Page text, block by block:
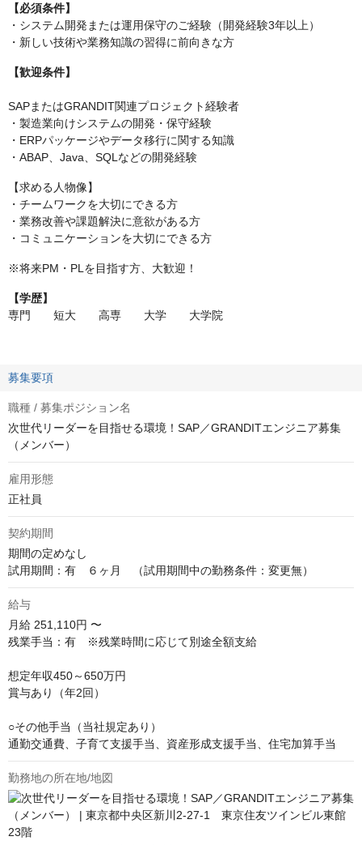
【必須条件】
・システム開発または運用保守のご経験（開発経験3年以上）
・新しい技術や業務知識の習得に前向きな方
【歓迎条件】
SAPまたはGRANDIT関連プロジェクト経験者
・製造業向けシステムの開発・保守経験
・ERPパッケージやデータ移行に関する知識
・ABAP、Java、SQLなどの開発経験
【求める人物像】
・チームワークを大切にできる方
・業務改善や課題解決に意欲がある方
・コミュニケーションを大切にできる方
※将来PM・PLを目指す方、大歓迎！
【学歴】
専門 短大 高専 大学 大学院
募集要項
職種 / 募集ポジション名
次世代リーダーを目指せる環境！SAP／GRANDITエンジニア募集
（メンバー）
雇用形態
正社員
契約期間
期間の定めなし
試用期間：有　６ヶ月　（試用期間中の勤務条件：変更無）
給与
月給 251,110円 〜
残業手当：有　※残業時間に応じて別途全額支給
想定年収450～650万円
賞与あり（年2回）
○その他手当（当社規定あり）
通勤交通費、子育て支援手当、資産形成支援手当、住宅加算手当
勤務地の所在地/地図